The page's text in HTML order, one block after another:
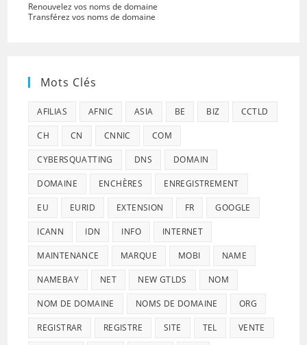
Renouvelez vos noms de domaine
Transférez vos noms de domaine
Mots Clés
AFILIAS AFNIC ASIA BE BIZ CCTLD
CH CN CNNIC COM
CYBERSQUATTING DNS DOMAIN
DOMAINE ENCHÈRES ENREGISTREMENT
EU EURID EXTENSION FR GOOGLE
ICANN IDN INFO INTERNET
MAINTENANCE MARQUE MOBI NAME
NAMEBAY NET NEW GTLDS NOM
NOM DE DOMAINE NOMS DE DOMAINE ORG
REGISTRAR REGISTRE SITE TEL VENTE